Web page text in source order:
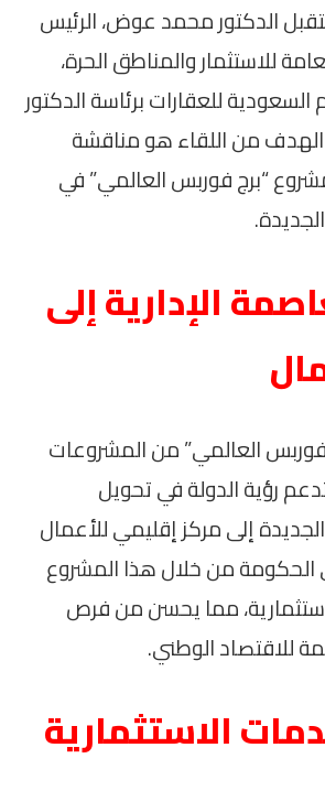
الدكتور محمد عوض، الرئيس
للاستثمار والمناطق الحرة،
للعقارات برئاسة الدكتور
من اللقاء هو مناقشة
“برج فوربس العالمي” في
الإدارية إلى
فوربس العالمي” من المشروعات
تدعم رؤية الدولة في تحويل
إلى مركز إقليمي للأعمال
الحكومة من خلال هذا المشروع
مما يحسن من فرص
للاقتصاد الوطني.
الاستثمارية